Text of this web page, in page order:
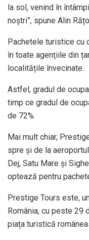
la sol, venind în
noștri”, spune Alin
Pachetele turistice cu
în toate agențiile din
localitățile învecinate.
Astfel, gradul de
timp ce gradul de
de 72%.
Mai mult chiar,
spre și de la
Dej, Satu Mare și
optează pentru
Prestige Tours este,
România, cu peste 29
piața turistică